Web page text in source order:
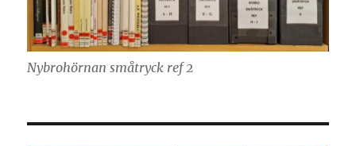
Nybrohörnan småtryck ref 2